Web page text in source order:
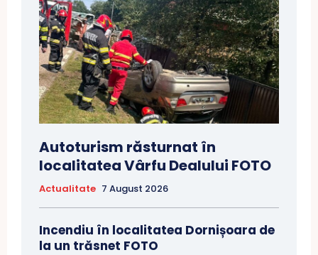
Autoturism răsturnat în
localitatea Vârfu Dealului FOTO
Actualitate 7 August 2026
Incendiu în localitatea Dornișoara de
la un trăsnet FOTO